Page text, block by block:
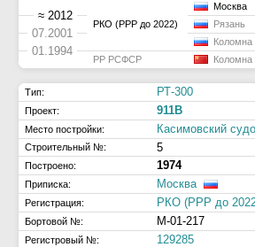
≈ 2012
РКО (РРР до 2022)
Москва
07.2001
Рязань
01.1994
Коломна
РР РСФСР
Коломна
Тип: РТ-300
Проект: 911В
Место постройки: Касимовский
Строительный №:
5
Построено: 1974
Приписка: Москва
Регистрация: РКО (РРР до
Бортовой №: М-01-217
Регистровый №: 129285